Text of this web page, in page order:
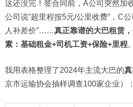
这还没完！签合同前，A公司突然加
公司说”超里程按5元/公里收费”，C
人补差价”……真正靠谱的大巴租赁
素：基础租金+司机工资+保险+里程。
我用表格整理了2024年主流大巴的
京市运输协会抽样调查100家企业）：